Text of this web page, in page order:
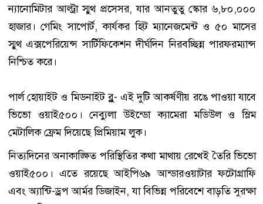
ন্যানোমিটার আল্ট্রা স্মুথ প্রসেসর, যার আনতুতু স্কোর ৬,৮০,০০০
হাজার। গেমিং সাপোর্ট, কার্যকর হিট ম্যানেজমেন্ট ও ৫০ মাসের
স্মুথ এক্সপেরিয়েন্স সার্টিফিকেশন দীর্ঘদিন নিরবচ্ছিন্ন পারফরম্যান্স
নিশ্চিত করে।
পার্ল হোয়াইট ও মিডনাইট ব্লু- এই দুটি আকর্ষণীয় রঙে পাওয়া যাবে
ভিভো ওয়াই৫০০। নেব্যুলা উইন্ডো ক্যামেরা মডিউল ও স্লিম
মেটালিক ফ্রেম দিয়েছে প্রিমিয়াম লুক।
নিত্যদিনের অনাকাঙ্ক্ষিত পরিস্থিতির কথা মাথায় রেখেই তৈরি ভিভো
ওয়াই৫০০। এতে রয়েছে আইপি৬৯ আন্ডারওয়াটার ফটোগ্রাফি
এবং অ্যান্টি-ড্রপ আর্মর ডিজাইন, যা বিভিন্ন পরিবেশে বাড়তি সুরক্ষা